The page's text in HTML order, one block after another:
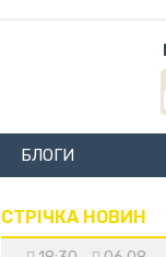
БЛОГИ
СТРІЧКА НОВИН